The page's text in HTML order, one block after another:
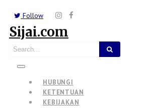
Follow
Sijai.com
HUBUNGI
KETENTUAN
KEBIJAKAN